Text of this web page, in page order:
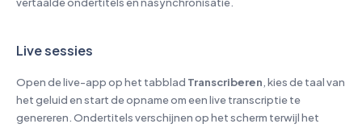
Live sessies
Open de live-app op het tabblad Transcriberen , kies de taal van
het geluid en start de opname om een live transcriptie te
genereren. Ondertitels verschijnen op het scherm terwijl het